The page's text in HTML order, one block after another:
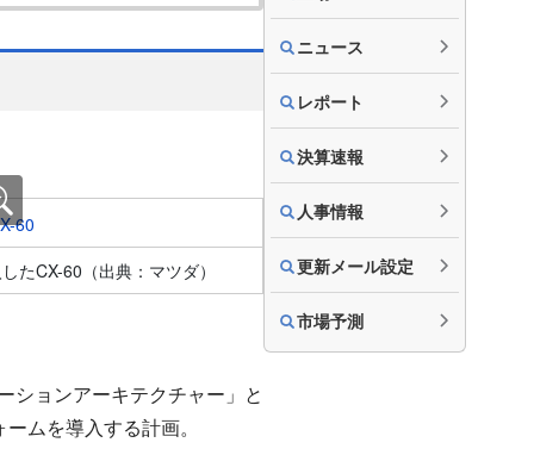
たCX-60（出典：マツダ）
ョンアーキテクチャー」と
ムを導入する計画。
ニュース
レポート
決算速報
人事情報
更新メール設定
市場予測